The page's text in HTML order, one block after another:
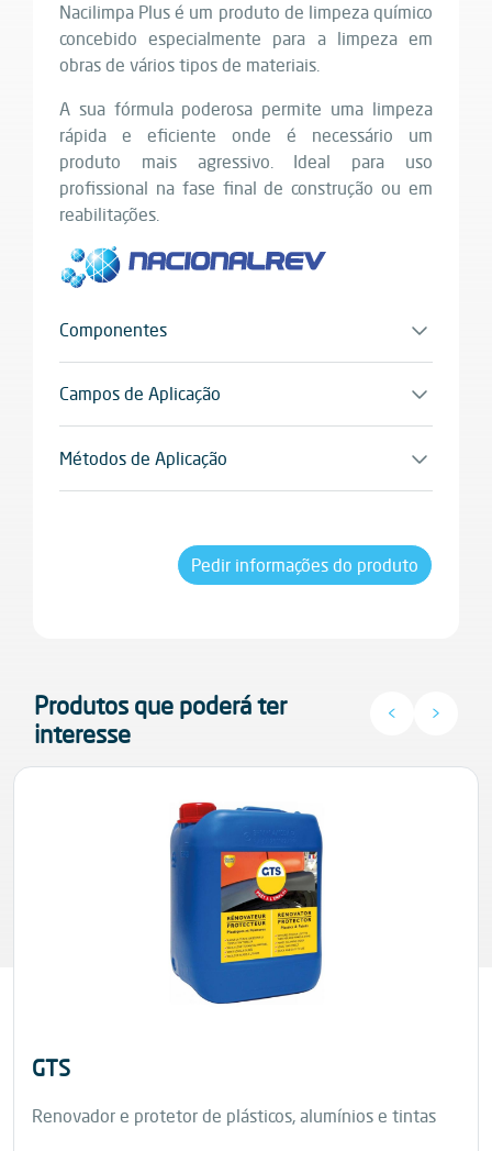
Nacilimpa Plus é um produto de limpeza químico
concebido especialmente para a limpeza em
obras de vários tipos de materiais.
A sua fórmula poderosa permite uma limpeza
rápida e eficiente onde é necessário um
produto mais agressivo. Ideal para uso
profissional na fase final de construção ou em
reabilitações.
Componentes
Monocomponente
Campos de Aplicação
Diversos materias, sob consulta
Métodos de Aplicação
Trincha, escova
Pedir informações do produto
Produtos que poderá ter
interesse
< >
GTS
Renovador e protetor de plásticos, alumínios e tintas